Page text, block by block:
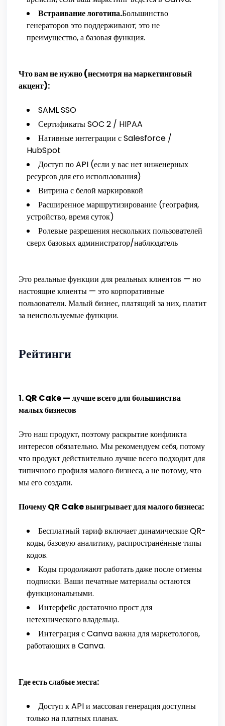
Встраивание логотипа.Большинство
генераторов это поддерживают; это не
преимущество, а базовая функция.
Что вам не нужно (несмотря на маркетинговый
акцент):
SAML SSO
Сертификаты SOC 2 / HIPAA
Нативные интеграции с Salesforce /
HubSpot
Доступ по API (если у вас нет инженерных
ресурсов для его использования)
Витрина с белой маркировкой
Расширенное маршрутизирование (география,
устройство, время суток)
Ролевые разрешения нескольких пользователей
сверх базовых администратор/наблюдатель
Это реальные функции для реальных клиентов — но
настоящие клиенты — это корпоративные
пользователи. Малый бизнес, платящий за них, платит
за неиспользуемые функции.
Рейтинги
1. QR Cake — лучше всего для большинства
малых бизнесов
Это наш продукт, поэтому раскрытие конфликта
интересов обязательно. Мы рекомендуем себя, потому
что продукт действительно лучше всего подходит для
типичного профиля малого бизнеса, а не потому, что
мы его создали.
Почему QR Cake выигрывает для малого бизнеса:
Бесплатный тариф включает динамические QR-
коды, базовую аналитику, распространённые типы
кодов.
Коды продолжают работать даже после отмены
подписки. Ваши печатные материалы остаются
функциональными.
Интерфейс достаточно прост для
нетехнического владельца.
Интеграция с Canva важна для маркетологов,
работающих в Canva.
Где есть слабые места:
Доступ к API и массовая генерация доступны
только на платных планах.